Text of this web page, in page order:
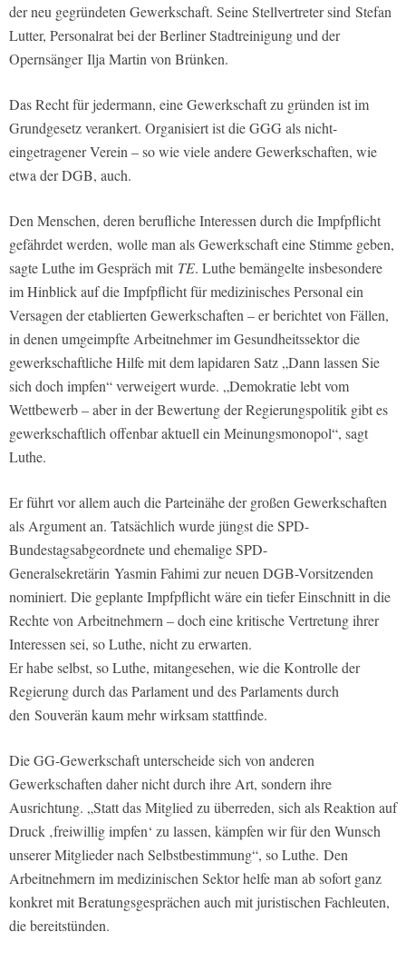
der neu gegründeten Gewerkschaft. Seine Stellvertreter sind Stefan
Lutter, Personalrat bei derBerliner Stadtreinigungund der
Opernsänger Ilja Martin von Brünken.
Das Recht für jedermann, eine Gewerkschaft zu gründen ist im
Grundgesetz verankert. Organisiert ist die GGG als nicht-
eingetragener Verein – so wie viele andere Gewerkschaften, wie
etwa der DGB, auch.
Den Menschen, deren berufliche Interessen durch die Impfpflicht
gefährdet werden, wolle man als Gewerkschaft eine Stimme geben,
sagte Luthe im Gespräch mit TE. Luthe bemängelte insbesondere
im Hinblick auf die Impfpflicht für medizinisches Personal ein
Versagen der etablierten Gewerkschaften – er berichtet von Fällen,
in denen umgeimpfte Arbeitnehmer im Gesundheitssektor die
gewerkschaftliche Hilfe mit dem lapidaren Satz „Dann lassen Sie
sich doch impfen“ verweigert wurde. „Demokratie lebt vom
Wettbewerb – aber in der Bewertung der Regierungspolitik gibt es
gewerkschaftlich offenbar aktuell ein Meinungsmonopol“, sagt
Luthe.
Er führt vor allem auch die Parteinähe der großen Gewerkschaften
als Argument an. Tatsächlich wurde jüngst die SPD-
Bundestagsabgeordnete und ehemalige SPD-
Generalsekretärin Yasmin Fahimi zur neuen DGB-Vorsitzenden
nominiert. Die geplante Impfpflicht wäre ein tiefer Einschnitt in die
Rechte von Arbeitnehmern – doch eine kritische Vertretung ihrer
Interessen sei, so Luthe, nicht zu erwarten.
Er habe selbst, so Luthe, mitangesehen, wie die Kontrolle der
Regierung durch das Parlament und des Parlaments durch
den Souverän kaum mehr wirksam stattfinde.
Die GG-Gewerkschaft unterscheide sich von anderen
Gewerkschaften daher nicht durch ihre Art, sondern ihre
Ausrichtung. „Statt das Mitglied zu überreden, sich als Reaktion auf
Druck ‚freiwillig impfen‘ zu lassen, kämpfen wir für den Wunsch
unserer Mitglieder nach Selbstbestimmung“, so Luthe. Den
Arbeitnehmern im medizinischen Sektor helfe man ab sofort ganz
konkret mit Beratungsgesprächen auch mit juristischen Fachleuten,
die bereitstünden.